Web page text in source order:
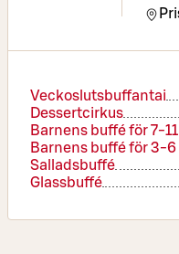
Veckoslutsbuffantai
Dessertcirkus
Barnens buffé för 7-
Barnens buffé för 3-6
Salladsbuffé
Glassbuffé